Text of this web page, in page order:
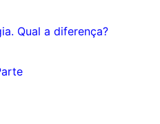
Qual a diferença?